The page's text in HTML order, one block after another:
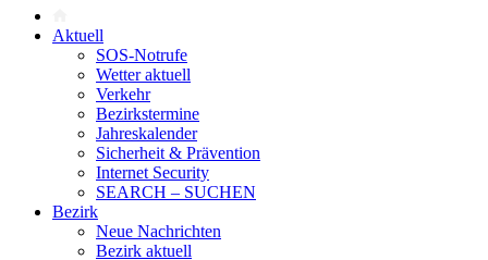
Aktuell
SOS-Notrufe
Wetter aktuell
Verkehr
Bezirkstermine
Jahreskalender
Sicherheit & Prävention
Internet Security
SEARCH – SUCHEN
Bezirk
Neue Nachrichten
Bezirk aktuell